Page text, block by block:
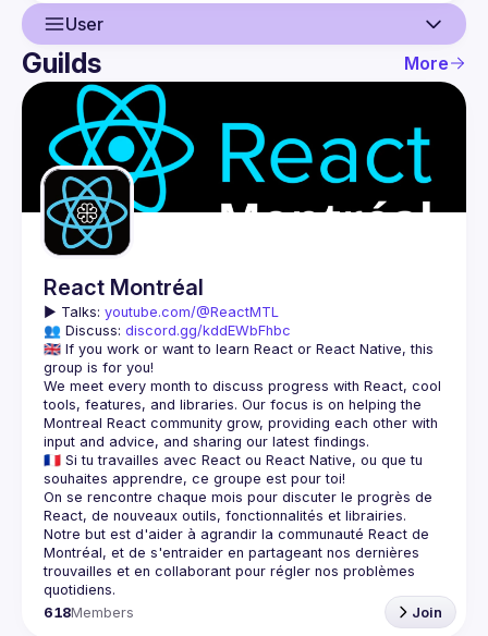
User
User
Events
Guilds
Guilds More
React Montréal
▶️ Talks: youtube.com/@ReactMTL
👥 Discuss: discord.gg/kddEWbFhbc
🇬🇧 If you work or want to learn React or React Native, this
We meet every month to discuss progress with React, cool
tools, features, and libraries. Our focus is on helping the
Montreal React community grow, providing each other with
🇫🇷 Si tu travailles avec React ou React Native, ou que tu
On se rencontre chaque mois pour discuter le progrès de
React, de nouveaux outils, fonctionnalités et librairies.
Notre but est d'aider à agrandir la communauté React de
Montréal, et de s'entraider en partageant nos dernières
trouvailles et en collaborant pour régler nos problèmes
618Members Join